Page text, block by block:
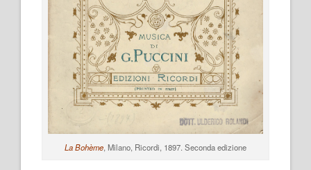
La Bohème, Milano, Ricordi, 1897. Seconda edizione